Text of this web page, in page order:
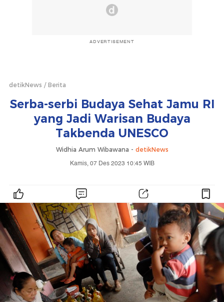
ADVERTISEMENT
detikNews Berita
Serba-serbi Budaya Sehat Jamu RI
yang Jadi Warisan Budaya
Takbenda UNESCO
Widhia Arum Wibawana - detikNews
Kamis, 07 Des 2023 10:45 WIB